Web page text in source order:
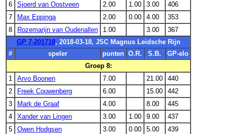
6
Sjoerd van Oostveen 2.00 1.00 3.00
406
7
Max Eppinga 2.00 0.00 4.00
353
8
Rozemarijn van Oudenallen 1.00 3.00
367
GP 7-201718, 2018-03-18, JSC Magnus Leidsche Rijn
#
speler punten O.R. S.B.
GP-elo
Groep 8:
1
Arvo Boonen 7.00 21.00
440
2
Freek Couwenberg 6.00 15.00
442
3
Mark de Graaf 4.00 8.00
445
4
Xander van Lingen 3.00 1.00 9.00
437
5
Owen Hodgsen 3.00 0.00 5.00
439